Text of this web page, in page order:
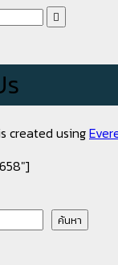
created using
ค้นหา